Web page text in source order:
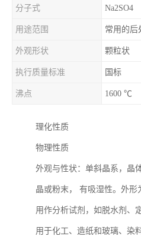
分子式 Na2SO4
用途范围 常用的后
外观形状 颗粒状
执行质量标准 国标
沸点 1600 ℃
理化性质
物理性质
外观与性状：单斜晶系，晶
晶或粉末， 有吸湿性。外形
用作分析试剂，如脱水剂、
用于化工、造纸和玻璃、染